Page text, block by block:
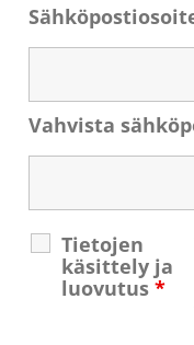
Vahvista
Tietojen
käsittely ja
luovutus*